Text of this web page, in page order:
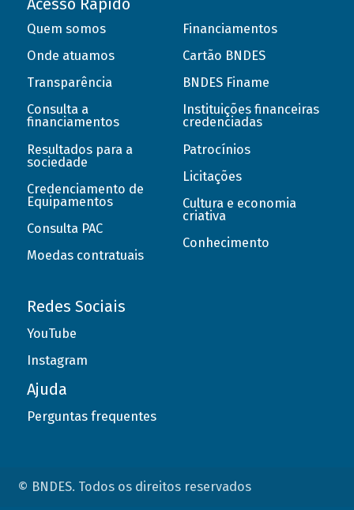
Acesso Rápido
Quem somos
Onde atuamos
Transparência
Consulta a
financiamentos
Resultados para a
sociedade
Credenciamento de
Equipamentos
Consulta PAC
Moedas contratuais
Financiamentos
Cartão BNDES
BNDES Finame
Instituições financeiras
credenciadas
Patrocínios
Licitações
Cultura e economia
criativa
Conhecimento
Redes Sociais
YouTube
Instagram
Ajuda
Perguntas frequentes
© BNDES. Todos os direitos reservados